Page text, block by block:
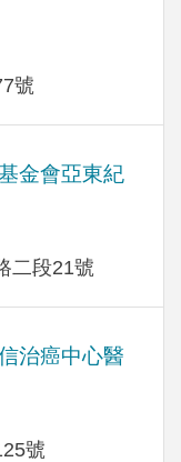
號
金會亞東紀
二段21號
治癌中心醫
號